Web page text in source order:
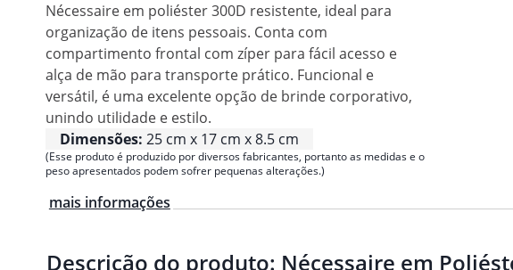
Nécessaire em poliéster 300D resistente, ideal para
organização de itens pessoais. Conta com
compartimento frontal com zíper para fácil acesso e
alça de mão para transporte prático. Funcional e
versátil, é uma excelente opção de brinde corporativo,
unindo utilidade e estilo.
Dimensões: 25 cm x 17 cm x 8.5 cm
(Esse produto é produzido por diversos fabricantes, portanto as medidas e o
peso apresentados podem sofrer pequenas alterações.)
mais informações
Descrição do produto: Nécessaire em